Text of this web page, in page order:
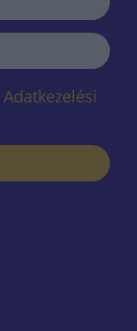
Adatkezelési